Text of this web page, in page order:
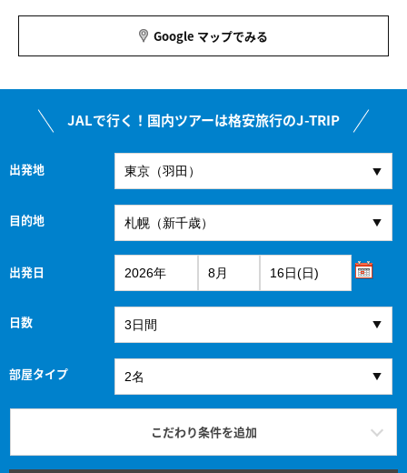
Google マップでみる
JALで行く！国内ツアーは格安旅行のJ-TRIP
出発地
目的地
出発日
日数
部屋タイプ
こだわり条件を追加